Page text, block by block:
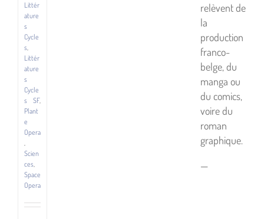
Littér
ature
s
Cycle
s,
Littér
ature
s
Cycle
s SF,
Plant
e
Opera
,
Scien
ces,
Space
Opera
relèvent de
la
production
franco-
belge, du
manga ou
du comics,
voire du
roman
graphique.
—